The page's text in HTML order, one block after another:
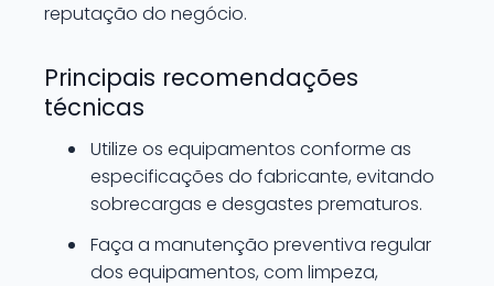
reputação do negócio.
Principais recomendações
técnicas
Utilize os equipamentos conforme as
especificações do fabricante, evitando
sobrecargas e desgastes prematuros.
Faça a manutenção preventiva regular
dos equipamentos, com limpeza,